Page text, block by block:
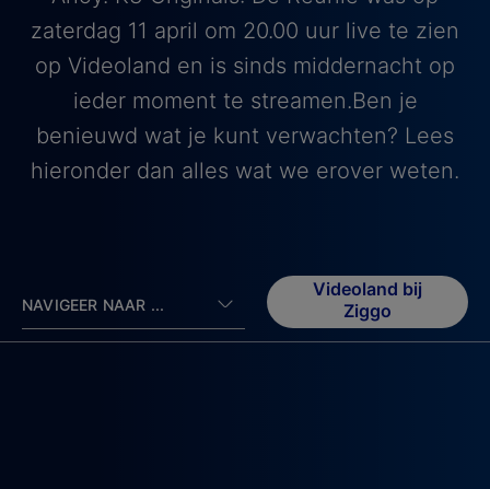
zaterdag 11 april om 20.00 uur live te zien
op Videoland en is sinds middernacht op
ieder moment te streamen.Ben je
benieuwd wat je kunt verwachten? Lees
hieronder dan alles wat we erover weten.
NAVIGEER NAAR ...
Videoland bij
Ziggo